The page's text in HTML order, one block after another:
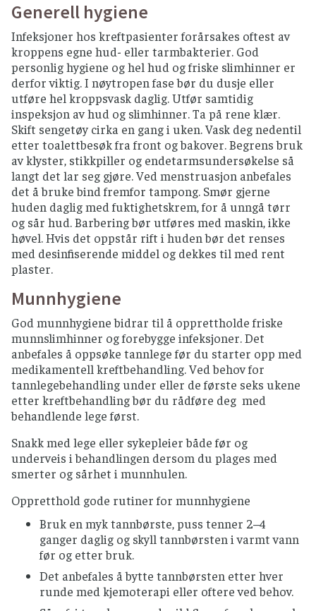
håndtere maten på en trygg måte. Anbefalingene
er ment som forebyggende tiltak for
kreftpasienter som er i en nøytropen fase av
behandlingsforløpet.
Råd og anbefalinger for matvarer
EGG
Norske egg anses som trygt, bør brukes innen
«best før»-dato.
Importerte egg og mat laget av slike egg må
varmebehandles (hardkokt eller
gjennomstekt) eller være pasteurisert.
FISK OG SJØMAT
Rakfisk må unngås helt.
råvarer, god kjøling og god hygiene.
Villfisk som skal spises rå, må dypfryses minst
et døgn. Gjelder ikke norsk oppdrettslaks
eller ørret.
Skjell og skalldyr serveres kun fullstendig
varmebehandlet.
Røkelaks og gravlaks er kun delvis anbefalt,
snakk med din behandlende lege om det er
FRUKT, BÆR OG GRØNNSAKER
Grønnsaker og frukt som skal spises rått bør
skylles grundig
Alle bær bør helst varmebehandles, særlig
viktig for bær fra utlandet
Benytt helst pasteurisert fruktjuice og
smoothies.
Importert rå minimais, sukkererter og
Generell hygiene
Infeksjoner hos kreftpasienter forårsakes oftest av
kroppens egne hud- eller tarmbakterier. God
personlig hygiene og hel hud og friske slimhinner er
derfor viktig. I nøytropen fase bør du dusje eller
utføre hel kroppsvask daglig. Utfør samtidig
inspeksjon av hud og slimhinner. Ta på rene klær.
Skift sengetøy cirka en gang i uken. Vask deg nedentil
etter toalettbesøk fra front og bakover. Begrens bruk
av klyster, stikkpiller og endetarmsundersøkelse så
langt det lar seg gjøre. Ved menstruasjon anbefales
det å bruke bind fremfor tampong. Smør gjerne
huden daglig med fuktighetskrem, for å unngå tørr
og sår hud. Barbering bør utføres med maskin, ikke
høvel. Hvis det oppstår rift i huden bør det renses
med desinfiserende middel og dekkes til med rent
plaster.
Munnhygiene
God munnhygiene bidrar til å opprettholde friske
munnslimhinner og forebygge infeksjoner. Det
anbefales å oppsøke tannlege før du starter opp med
medikamentell kreftbehandling. Ved behov for
tannlegebehandling under eller de første seks ukene
etter kreftbehandling bør du rådføre deg med
behandlende lege først.
Snakk med lege eller sykepleier både før og
underveis i behandlingen dersom du plages med
smerter og sårhet i munnhulen.
Oppretthold gode rutiner for munnhygiene
Bruk en myk tannbørste, puss tenner 2–4
ganger daglig og skyll tannbørsten i varmt vann
før og etter bruk.
Det anbefales å bytte tannbørsten etter hver
runde med kjemoterapi eller oftere ved behov.